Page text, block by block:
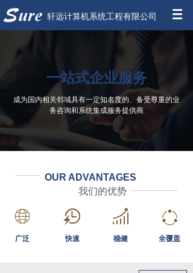
轩远计算机系统工程有限公司
一站式企业服务
成为国内相关邻域具有一定知名度的、备受尊重的业
务咨询和系统集成服务提供商
OUR ADVANTAGES
我们的优势
稳健
快速
广泛 全覆盖